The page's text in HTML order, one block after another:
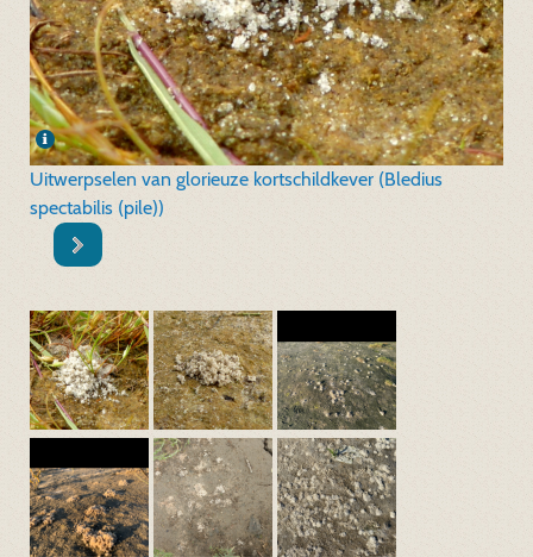
Uitwerpselen van glorieuze kortschildkever (Bledius
spectabilis (pile))